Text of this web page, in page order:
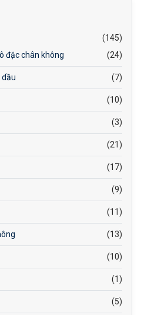
(145)
đặc chân không
(24)
dầu (7)
(10)
(3)
(21)
(17)
(9)
(11)
(13)
(10)
(1)
(5)